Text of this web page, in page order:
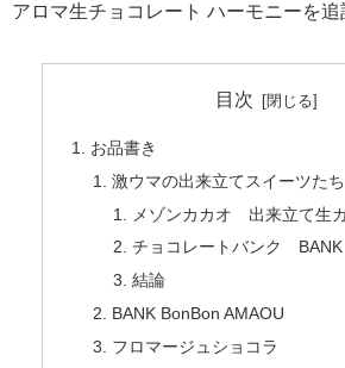
アロマ生チョコレート ハーモニーを追
目次
お品書き
激ウマの出来立てスイーツたち
メゾンカカオ 出来立て生
チョコレートバンク BANK
結論
BANK BonBon AMAOU
フロマージュショコラ